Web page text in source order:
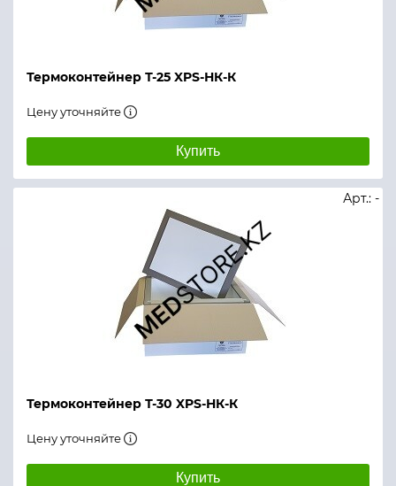
Термоконтейнер Т-25 XPS-НК-К
Цену уточняйте
Купить
Термоконтейнер Т-30 XPS-НК-К
Арт.: -
Цену уточняйте
Купить